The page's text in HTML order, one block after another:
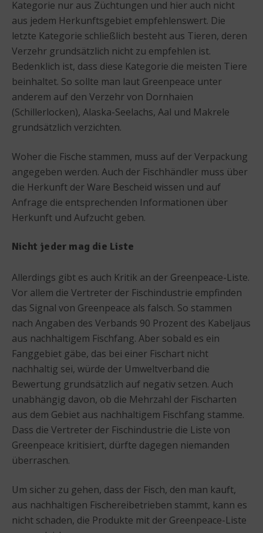
Kategorie nur aus Züchtungen und hier auch nicht
aus jedem Herkunftsgebiet empfehlenswert. Die
letzte Kategorie schließlich besteht aus Tieren, deren
Verzehr grundsätzlich nicht zu empfehlen ist.
Bedenklich ist, dass diese Kategorie die meisten Tiere
beinhaltet. So sollte man laut Greenpeace unter
anderem auf den Verzehr von Dornhaien
(Schillerlocken), Alaska-Seelachs, Aal und Makrele
grundsätzlich verzichten.
Woher die Fische stammen, muss auf der Verpackung
angegeben werden. Auch der Fischhändler muss über
die Herkunft der Ware Bescheid wissen und auf
Anfrage die entsprechenden Informationen über
Herkunft und Aufzucht geben.
Nicht jeder mag die Liste
Allerdings gibt es auch Kritik an der Greenpeace-Liste.
Vor allem die Vertreter der Fischindustrie empfinden
das Signal von Greenpeace als falsch. So stammen
nach Angaben des Verbands 90 Prozent des Kabeljaus
aus nachhaltigem Fischfang. Aber sobald es ein
Fanggebiet gäbe, das bei einer Fischart nicht
nachhaltig sei, würde der Umweltverband die
Bewertung grundsätzlich auf negativ setzen. Auch
unabhängig davon, ob die Mehrzahl der Fischarten
aus dem Gebiet aus nachhaltigem Fischfang stamme.
Dass die Vertreter der Fischindustrie die Liste von
Greenpeace kritisiert, dürfte dagegen niemanden
überraschen.
Um sicher zu gehen, dass der Fisch, den man kauft,
aus nachhaltigen Fischereibetrieben stammt, kann es
nicht schaden, die Produkte mit der Greenpeace-Liste